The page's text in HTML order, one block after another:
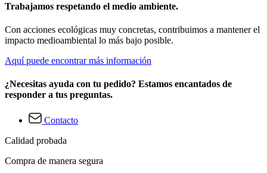
Trabajamos respetando el medio ambiente.
Con acciones ecológicas muy concretas, contribuimos a mantener el
impacto medioambiental lo más bajo posible.
Aquí puede encontrar más información
¿Necesitas ayuda con tu pedido? Estamos encantados de
responder a tus preguntas.
Contacto
Calidad probada
Compra de manera segura